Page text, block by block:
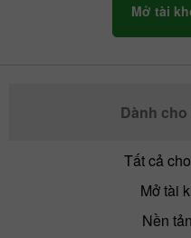
Mở tài
Dành
Tất cả
Mở tài
Nền